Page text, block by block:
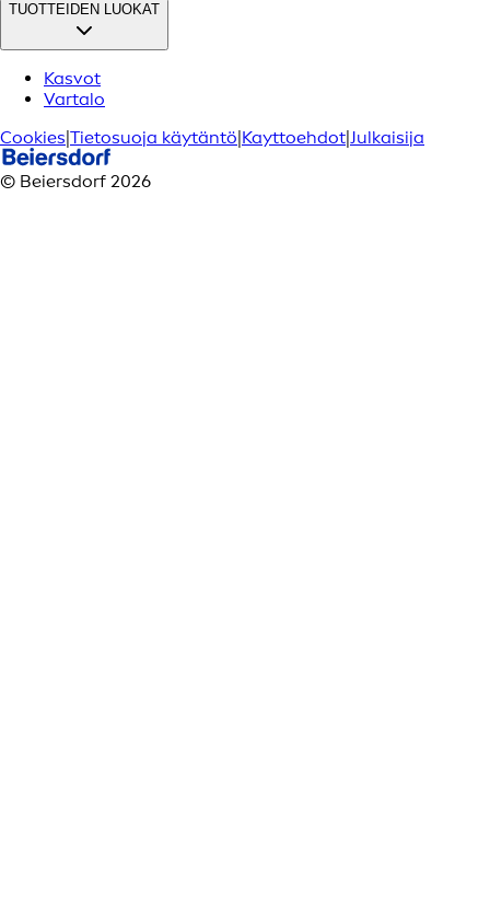
TUOTTEIDEN LUOKAT
Kasvot
Vartalo
Cookies|Tietosuoja käytäntö|Kayttoehdot|Julkaisija
© Beiersdorf 2026